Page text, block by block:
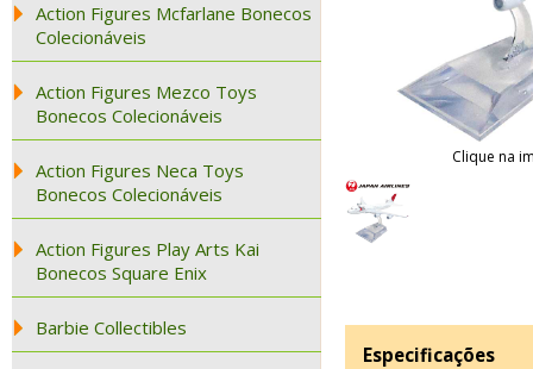
Action Figures Mcfarlane Bonecos
Colecionáveis
Action Figures Mezco Toys
Bonecos Colecionáveis
Action Figures Neca Toys
Bonecos Colecionáveis
Action Figures Play Arts Kai
Bonecos Square Enix
Barbie Collectibles
Clique na
Especificações